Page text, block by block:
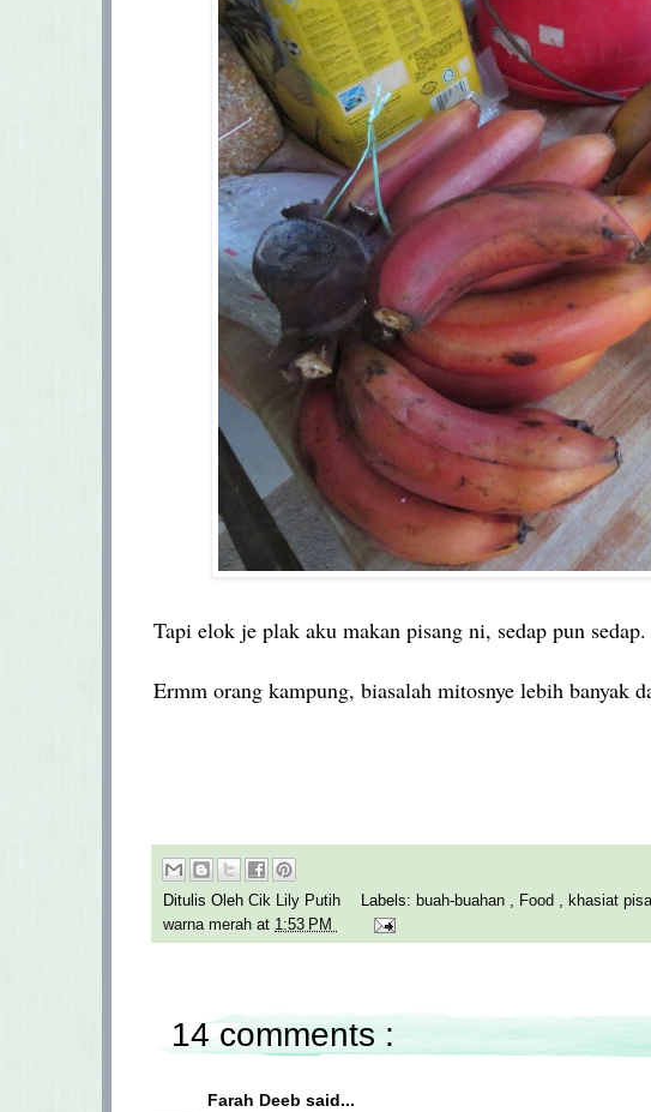
Tapi elok je plak aku makan pisang ni, sedap pun sedap.
Ermm orang kampung, biasalah mitosnye lebih banyak
Ditulis Oleh Cik Lily Putih Labels: buah-buahan , Food , khasiat
warna merah at 1:53 PM
14 comments :
Farah Deeb said...